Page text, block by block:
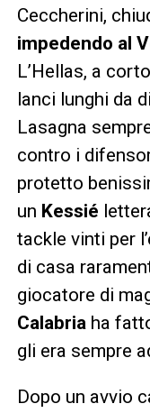
Ceccherini,
impedendo al
L’Hellas, a
lanci lunghi da
Lasagna
contro i
protetto
un Kessié
tackle vinti per
di casa
giocatore di
Calabriaha
gli era sempre
Dopo un avvio